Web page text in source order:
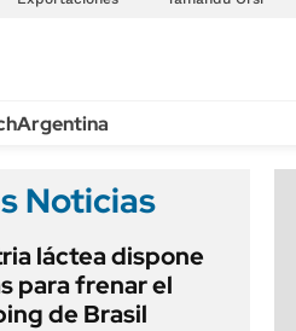
Argentina
Noticias
láctea dispone
para frenar el
de Brasil